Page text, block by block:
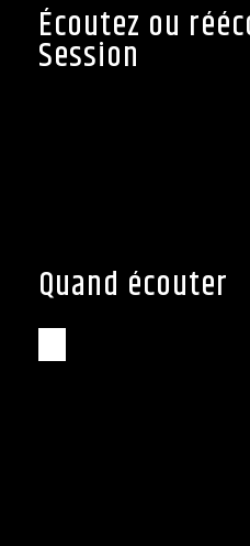
Écoutez ou
Session
Quand écouter